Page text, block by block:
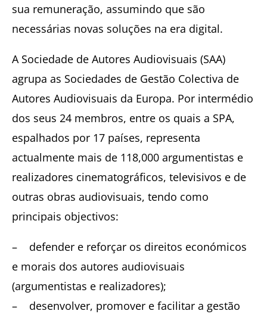
sua remuneração, assumindo que são
necessárias novas soluções na era digital.
A Sociedade de Autores Audiovisuais (SAA)
agrupa as Sociedades de Gestão Colectiva de
Autores Audiovisuais da Europa. Por intermédio
dos seus 24 membros, entre os quais a SPA,
espalhados por 17 países, representa
actualmente mais de 118,000 argumentistas e
realizadores cinematográficos, televisivos e de
outras obras audiovisuais, tendo como
principais objectivos:
– defender e reforçar os direitos económicos
e morais dos autores audiovisuais
(argumentistas e realizadores);
– desenvolver, promover e facilitar a gestão